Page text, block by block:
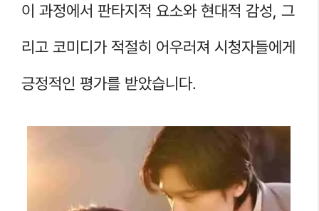
이 과정에서 판타지적 요소와 현대적 감성, 그
리고 코미디가 적절히 어우러져 시청자들에게
긍정적인 평가를 받았습니다.